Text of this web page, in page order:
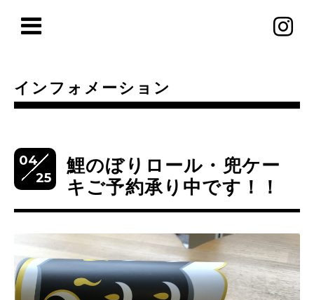
インフォメーション
04
25
鯉のぼりロール・兜ケー
キご予約承り中です！！